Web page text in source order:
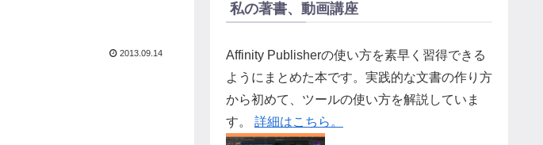
2013.09.14
私の著書、動画講座
Affinity Publisherの使い方を素早く習得できる
ようにまとめた本です。実践的な文書の作り方
から初めて、ツールの使い方を解説していま
す。 詳細はこちら。